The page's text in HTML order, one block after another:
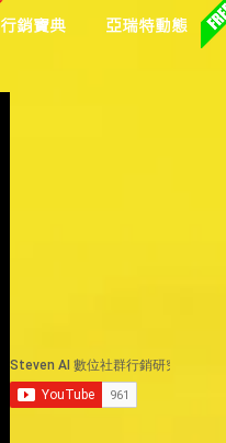
行銷寶典 亞瑞特動態